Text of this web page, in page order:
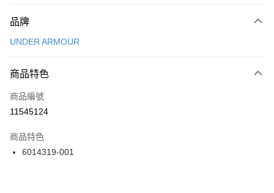
台灣樂天信用卡公司
【關於「AFTEE先享後付」】
便利好安心！
３．安心：先確認商品／服務後，再付款。
【「AFTEE先享後付」結帳流程】
１．於結帳方式選擇「AFTEE先享後付」後，將跳轉至「AFTEE先享後付」
２．訂單成立數日內，您將收到繳費通知簡訊。
３．收到繳費通知簡訊後14天內，點擊此簡訊中的連結，可透過四大超商／
ATM／網路銀行／等多元方式進行付款，方視為交易完成。
運送方式
每筆NT$100，滿NT$1,500(含以上)免運費
宅配
每筆NT$100，滿NT$1,500(含以上)免運費
付款後門市自取
每筆NT$100，滿NT$1,500(含以上)免運費
品牌
UNDER ARMOUR
商品特色
商品編號
11545124
商品特色
6014319-001